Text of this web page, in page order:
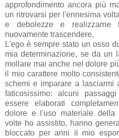
approfondimento ancora più
un ritrovarsi per l'ennesima
e debolezze e realizzarne
nuovamente trascendere.
L'ego è sempre stato un osso
mia determinazione, se da un
mollare mai anche nel dolore
il mio carattere molto
schemi e imparare a lasciarmi
faticosissimo: alcuni
essere elaborati
dolore e l'uso materiale della
volte ho assistito, hanno
bloccato per anni il mio